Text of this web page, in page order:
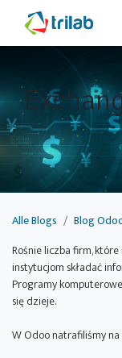
Alle Blogs Blog
Rośnie liczba firm,
instytucjom składać
Programy
się dzieje.
W Odoo natrafiliśmy